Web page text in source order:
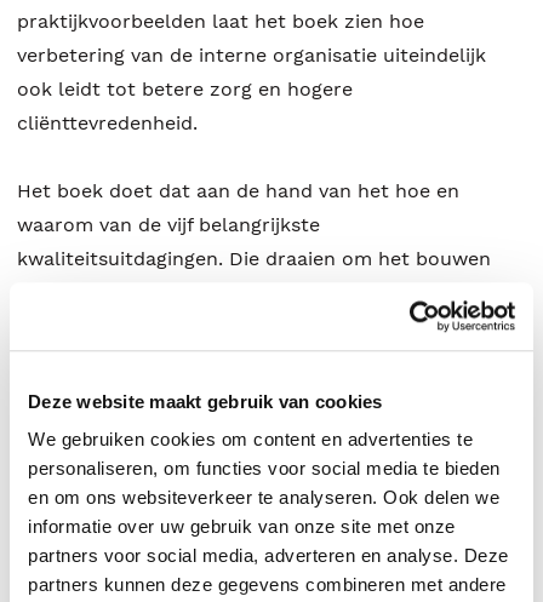
Deze website maakt gebruik van cookies
We gebruiken cookies om content en advertenties te
personaliseren, om functies voor social media te bieden
en om ons websiteverkeer te analyseren. Ook delen we
informatie over uw gebruik van onze site met onze
partners voor social media, adverteren en analyse. Deze
partners kunnen deze gegevens combineren met andere
praktijkvoorbeelden laat het boek zien hoe
verbetering van de interne organisatie uiteindelijk
ook leidt tot betere zorg en hogere
cliënttevredenheid.
Het boek doet dat aan de hand van het hoe en
waarom van de vijf belangrijkste
kwaliteitsuitdagingen. Die draaien om het bouwen
zijn van een plek waar iedereen wil werken, om het
het verbeteren van processen, én om het creëren van
betere samenwerkingen.
André de Waal is managing partner en academisch
directeur van het HPO Center, een organisatie die
wereldwijd onderzoek doet naar de kenmerken van